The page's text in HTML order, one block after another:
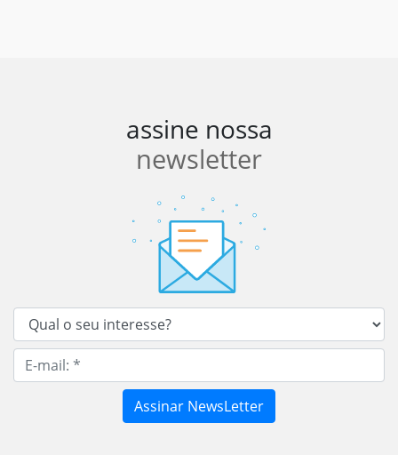
assine nossa
newsletter